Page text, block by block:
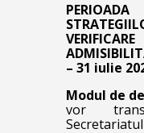
– 31 iulie
Modul de
vor